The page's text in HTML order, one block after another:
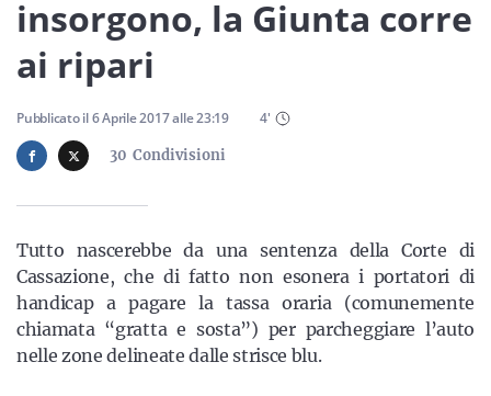
Servizi
Resta sempre aggiornato con le ultime news, iscriviti alla
Iscriviti
insorgono, la Giunta corre
ai ripari
30 Condivisioni
Pubblicato il6 Aprile 2017alle23:19 4'
Tutto nascerebbe da una sentenza della Corte di
Cassazione, che di fatto non esonera i portatori di
handicap a pagare la tassa oraria (comunemente
chiamata “gratta e sosta”) per parcheggiare l’auto
nelle zone delineate dalle strisce blu.